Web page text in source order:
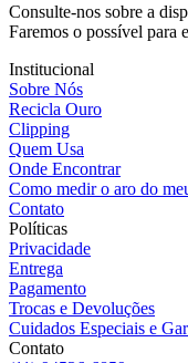
Consulte-nos sobre a
Faremos o possível para
Institucional
Sobre Nós
Recicla Ouro
Clipping
Quem Usa
Onde Encontrar
Como medir o aro do
Contato
Políticas
Privacidade
Entrega
Pagamento
Trocas e Devoluções
Cuidados Especiais e
Contato